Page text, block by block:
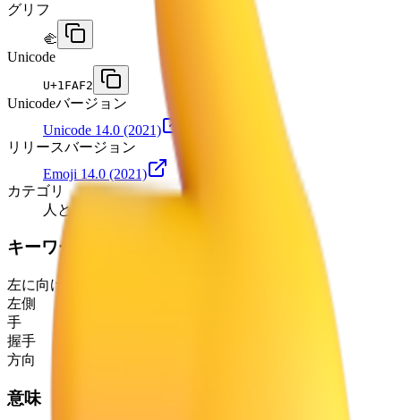
グリフ
🫲
Unicode
U+1FAF2
Unicodeバージョン
Unicode 14.0 (2021)
リリースバージョン
Emoji 14.0 (2021)
カテゴリ
人と身体
キーワード
左に向けた手
左側
手
握手
方向
意味